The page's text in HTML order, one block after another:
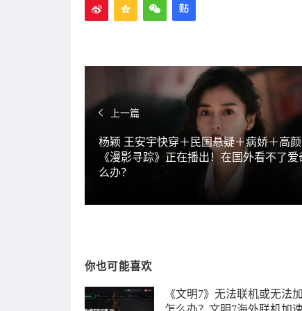
上一篇
杨颖 王安宇快穿＋民国悬疑＋病娇＋高
《漫影寻踪》正在播出！在国外看不了爱
么办？
你也可能喜欢
《文明7》无法联机或无法